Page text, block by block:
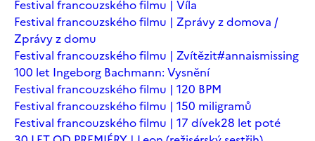
Festival francouzského filmu | Víla
Festival francouzského filmu | Zprávy z domova /
Zprávy z domu
Festival francouzského filmu | Zvítězit#annaismissing
100 let Ingeborg Bachmann: Vysnění
Festival francouzského filmu | 120 BPM
Festival francouzského filmu | 150 miligramů
Festival francouzského filmu | 17 dívek28 let poté